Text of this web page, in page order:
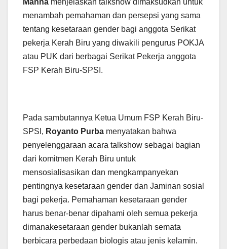
menambah pemahaman dan persepsi yang sama
tentang kesetaraan gender bagi anggota Serikat
pekerja Kerah Biru yang diwakili pengurus POKJA
atau PUK dari berbagai Serikat Pekerja anggota
FSP Kerah Biru-SPSI.
Pada sambutannya Ketua Umum FSP Kerah Biru-
SPSI, Royanto Purba menyatakan bahwa
penyelenggaraan acara talkshow sebagai bagian
dari komitmen Kerah Biru untuk
mensosialisasikan dan mengkampanyekan
pentingnya kesetaraan gender dan Jaminan sosial
bagi pekerja. Pemahaman kesetaraan gender
harus benar-benar dipahami oleh semua pekerja
dimanakesetaraan gender bukanlah semata
berbicara perbedaan biologis atau jenis kelamin.